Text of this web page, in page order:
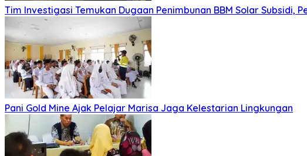
Tim Investigasi Temukan Dugaan Penimbunan BBM Solar Subsidi,
Pani Gold Mine Ajak Pelajar Marisa Jaga Kelestarian Lingkungan